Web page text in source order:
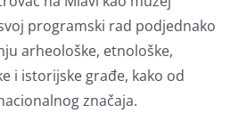
programski rad podjednako
arheološke, etnološke,
i istorijske građe, kako od
značaja.